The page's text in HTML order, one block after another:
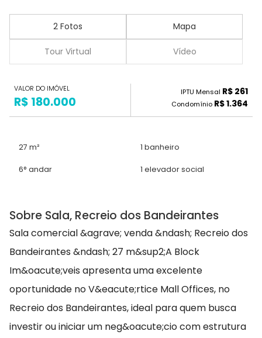
2 Fotos Mapa
Tour Virtual Vídeo
VALOR DO IMÓVEL
R$ 180.000
IPTU Mensal R$ 261
Condomínio R$ 1.364
27 m² 1 banheiro
6° andar 1 elevador social
Sobre Sala, Recreio dos Bandeirantes
Sala comercial &agrave; venda &ndash; Recreio dos
Bandeirantes &ndash; 27 m&sup2;A Block
Im&oacute;veis apresenta uma excelente
oportunidade no V&eacute;rtice Mall Offices, no
Recreio dos Bandeirantes, ideal para quem busca
investir ou iniciar um neg&oacute;cio com estrutura